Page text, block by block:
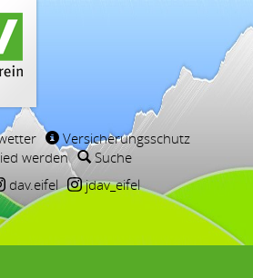
Versicherungsschutz
werden
Suche
dav.eifel jdav_eifel